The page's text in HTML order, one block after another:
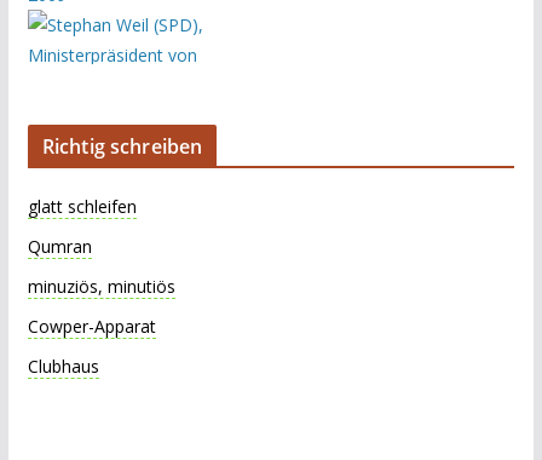
Richtig schreiben
glatt schleifen
Qumran
minuziös, minutiös
Cowper-Apparat
Clubhaus